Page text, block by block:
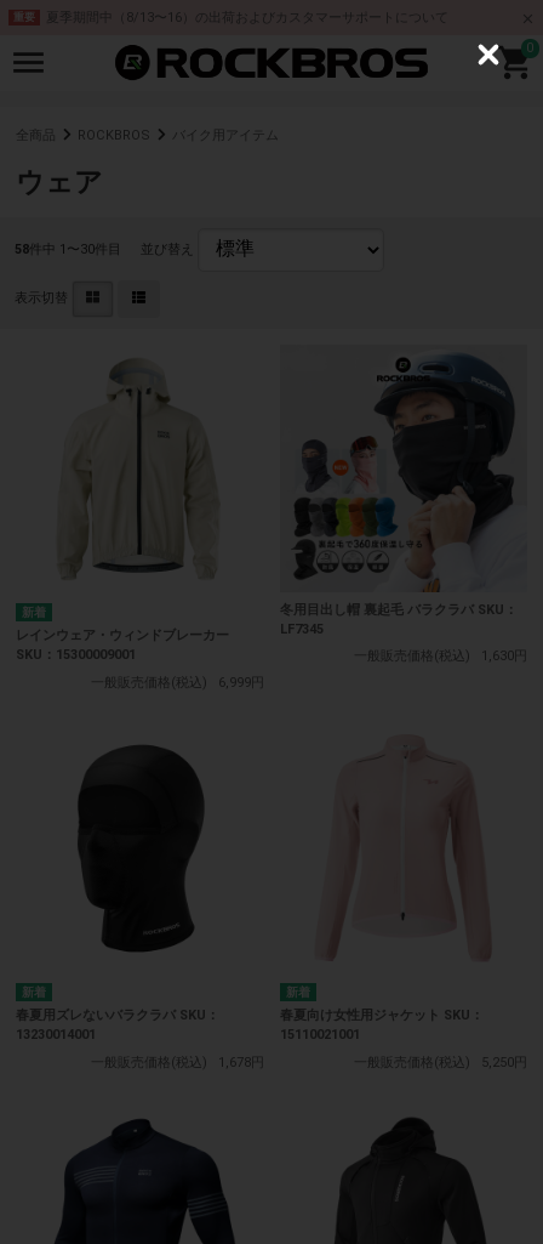
重要
夏季期間中（8/13〜16）の出荷およびカスタマーサポートについて
0
全商品 ROCKBROS バイク用アイテム
ウェア
58件中 1〜30件目 並び替え
表示切替
レインウェア・ウィンドブレーカー
SKU：15300009001
一般販売価格(税込)
6,999円
冬用目出し帽 裏起毛 バラクラバ SKU：
LF7345
一般販売価格(税込)
1,630円
春夏用ズレないバラクラバ SKU：
13230014001
一般販売価格(税込)
1,678円
春夏向け女性用ジャケット SKU：
15110021001
一般販売価格(税込)
5,250円
C